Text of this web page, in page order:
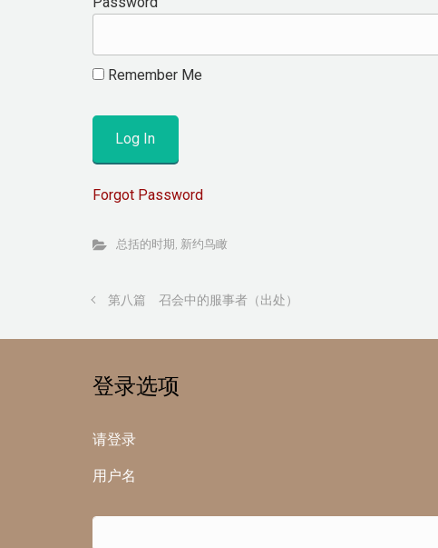
Remember Me
Forgot Password
总括的时期 , 新约鸟瞰
第八篇 召会中的服事者（出处）
登录选项
请登录
用户名